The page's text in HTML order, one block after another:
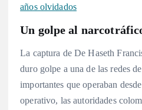
años olvidados
Un golpe al
La captura de De Haseth
duro golpe a una de las redes
importantes que operaban
operativo, las autoridades